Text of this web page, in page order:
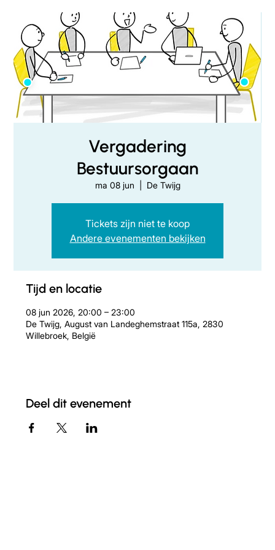
Vergadering
Bestuursorgaan
ma 08 jun De Twijg
Tickets zijn niet te koop
Andere evenementen bekijken
Tijd en locatie
08 jun 2026, 20:00 – 23:00
De Twijg, August van Landeghemstraat 115a, 2830
Willebroek, België
Deel dit evenement